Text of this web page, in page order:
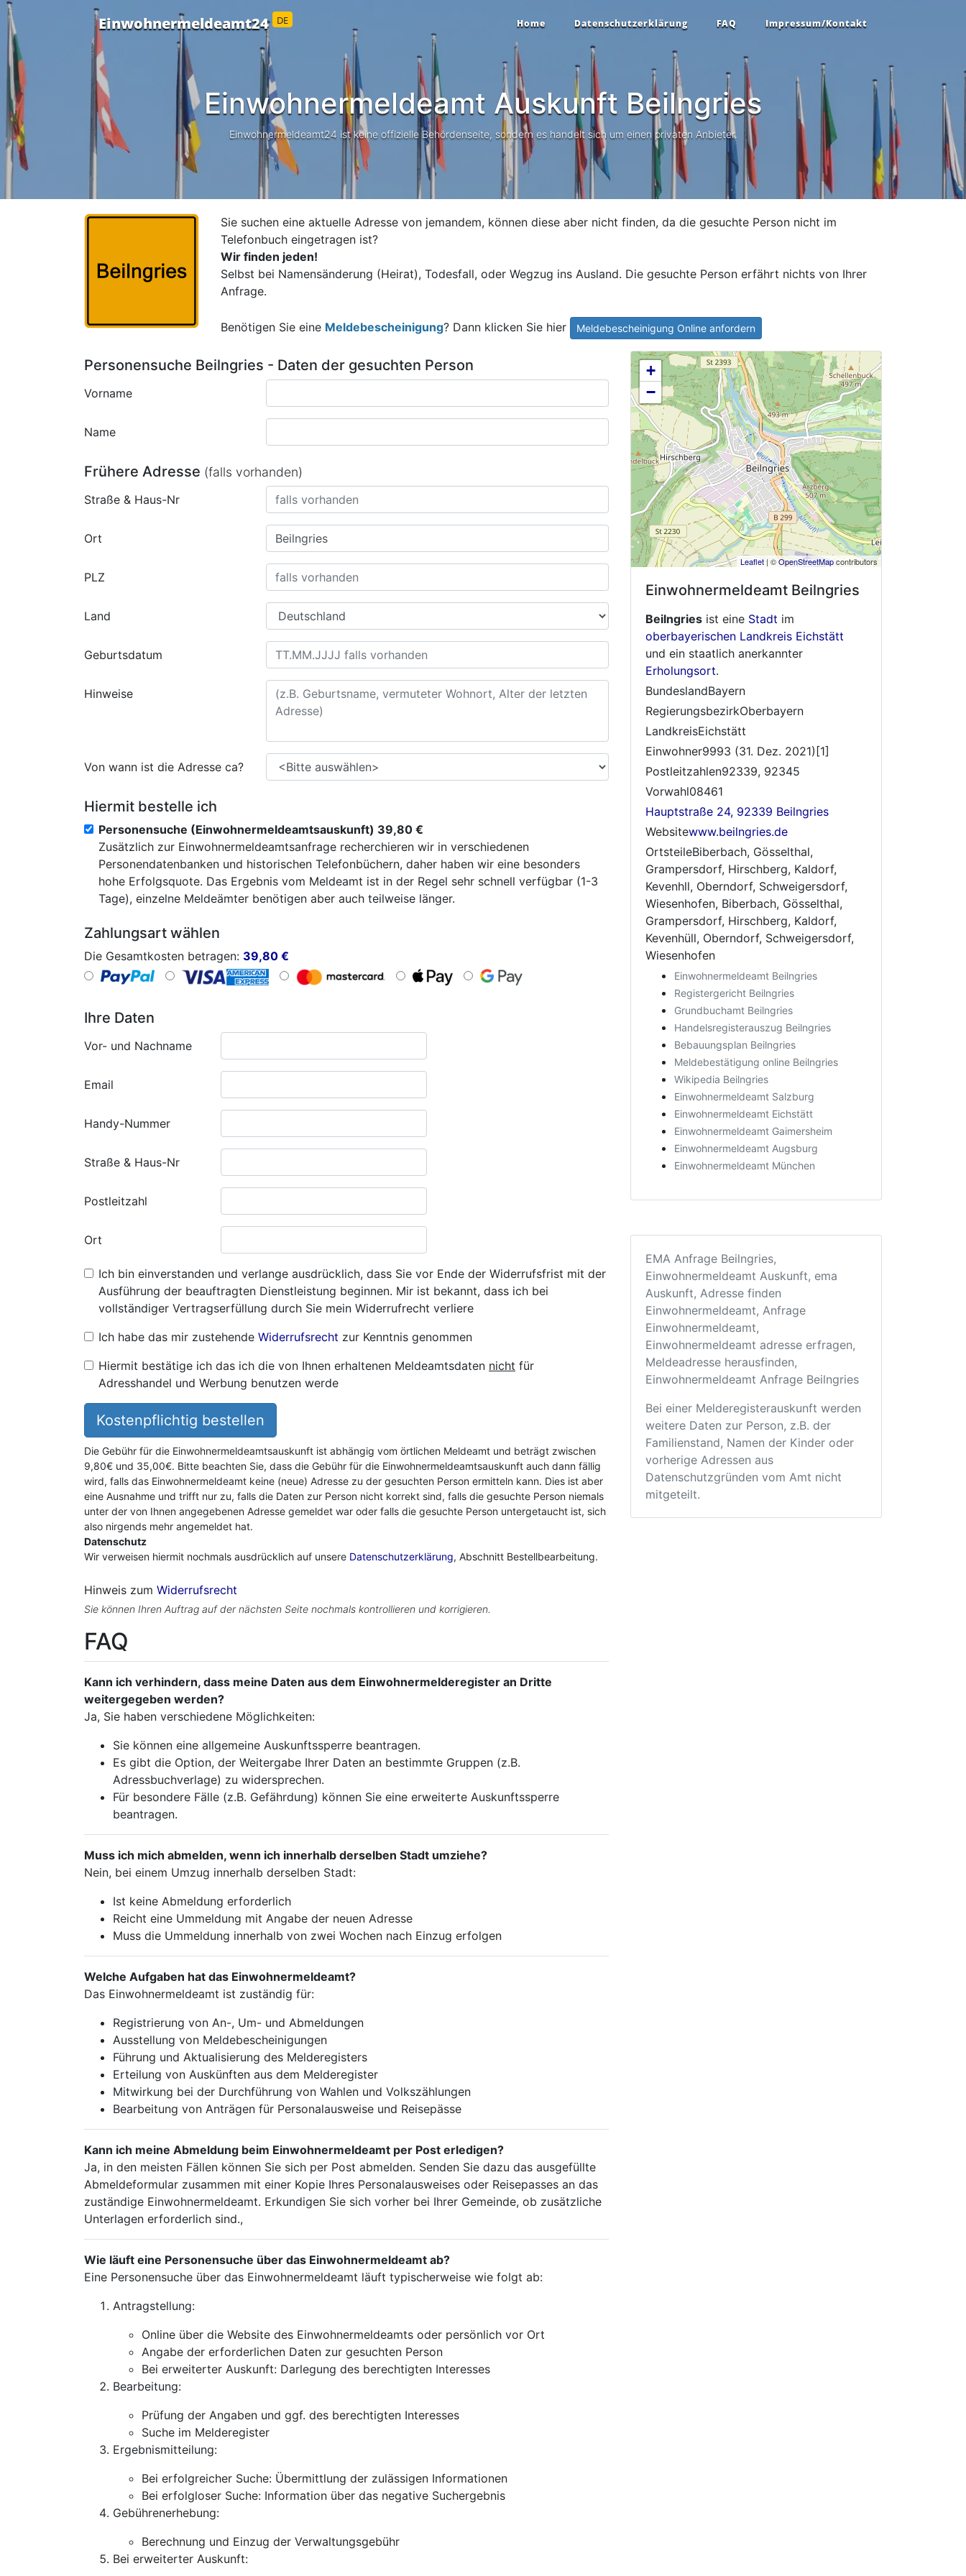
Einwohnermeldeamt24 DE Home Datenschutzerklärung FAQ Impressum/Kontakt
Einwohnermeldeamt Auskunft Beilngries
Einwohnermeldeamt24 ist keine offizielle Behördenseite, sondern es handelt sich um einen privaten Anbieter.
Sie suchen eine aktuelle Adresse von jemandem, können diese aber nicht finden, da die gesuchte Person nicht im
Telefonbuch eingetragen ist?
Wir finden jeden!
Selbst bei Namensänderung (Heirat), Todesfall, oder Wegzug ins Ausland. Die gesuchte Person erfährt nichts von Ihrer
Anfrage.
Benötigen Sie eine Meldebescheinigung? Dann klicken Sie hier Meldebescheinigung Online anfordern
Personensuche Beilngries - Daten der gesuchten Person
Vorname
Name
Frühere Adresse (falls vorhanden)
Straße & Haus-Nr
Ort
PLZ
Land
Geburtsdatum
Hinweise
Von wann ist die Adresse ca?
Hiermit bestelle ich
Personensuche (Einwohnermeldeamtsauskunft) 39,80 €
Zusätzlich zur Einwohnermeldeamtsanfrage recherchieren wir in verschiedenen
Personendatenbanken und historischen Telefonbüchern, daher haben wir eine besonders
hohe Erfolgsquote. Das Ergebnis vom Meldeamt ist in der Regel sehr schnell verfügbar (1-3
Tage), einzelne Meldeämter benötigen aber auch teilweise länger.
Zahlungsart wählen
Die Gesamtkosten betragen: 39,80 €
Ihre Daten
Vor- und Nachname
Email
Handy-Nummer
Straße & Haus-Nr
Postleitzahl
Ort
Ich bin einverstanden und verlange ausdrücklich, dass Sie vor Ende der Widerrufsfrist mit der
Ausführung der beauftragten Dienstleistung beginnen. Mir ist bekannt, dass ich bei
vollständiger Vertragserfüllung durch Sie mein Widerrufrecht verliere
Ich habe das mir zustehende Widerrufsrecht zur Kenntnis genommen
Hiermit bestätige ich das ich die von Ihnen erhaltenen Meldeamtsdaten nicht für
Adresshandel und Werbung benutzen werde
Kostenpflichtig bestellen
Die Gebühr für die Einwohnermeldeamtsauskunft ist abhängig vom örtlichen Meldeamt und beträgt zwischen
9,80€ und 35,00€. Bitte beachten Sie, dass die Gebühr für die Einwohnermeldeamtsauskunft auch dann fällig
wird, falls das Einwohnermeldeamt keine (neue) Adresse zu der gesuchten Person ermitteln kann. Dies ist aber
eine Ausnahme und trifft nur zu, falls die Daten zur Person nicht korrekt sind, falls die gesuchte Person niemals
unter der von Ihnen angegebenen Adresse gemeldet war oder falls die gesuchte Person untergetaucht ist, sich
also nirgends mehr angemeldet hat.
Datenschutz
Wir verweisen hiermit nochmals ausdrücklich auf unsere Datenschutzerklärung, Abschnitt Bestellbearbeitung.
Hinweis zum Widerrufsrecht
Sie können Ihren Auftrag auf der nächsten Seite nochmals kontrollieren und korrigieren.
FAQ
Kann ich verhindern, dass meine Daten aus dem Einwohnermelderegister an Dritte
weitergegeben werden?
Ja, Sie haben verschiedene Möglichkeiten:
Sie können eine allgemeine Auskunftssperre beantragen.
Es gibt die Option, der Weitergabe Ihrer Daten an bestimmte Gruppen (z.B.
Adressbuchverlage) zu widersprechen.
Für besondere Fälle (z.B. Gefährdung) können Sie eine erweiterte Auskunftssperre
beantragen.
Muss ich mich abmelden, wenn ich innerhalb derselben Stadt umziehe?
Nein, bei einem Umzug innerhalb derselben Stadt:
Ist keine Abmeldung erforderlich
Reicht eine Ummeldung mit Angabe der neuen Adresse
Muss die Ummeldung innerhalb von zwei Wochen nach Einzug erfolgen
Welche Aufgaben hat das Einwohnermeldeamt?
Das Einwohnermeldeamt ist zuständig für:
Registrierung von An-, Um- und Abmeldungen
Ausstellung von Meldebescheinigungen
Führung und Aktualisierung des Melderegisters
Erteilung von Auskünften aus dem Melderegister
Mitwirkung bei der Durchführung von Wahlen und Volkszählungen
Bearbeitung von Anträgen für Personalausweise und Reisepässe
Kann ich meine Abmeldung beim Einwohnermeldeamt per Post erledigen?
Ja, in den meisten Fällen können Sie sich per Post abmelden. Senden Sie dazu das ausgefüllte
Abmeldeformular zusammen mit einer Kopie Ihres Personalausweises oder Reisepasses an das
zuständige Einwohnermeldeamt. Erkundigen Sie sich vorher bei Ihrer Gemeinde, ob zusätzliche
Unterlagen erforderlich sind.,
Wie läuft eine Personensuche über das Einwohnermeldeamt ab?
Eine Personensuche über das Einwohnermeldeamt läuft typischerweise wie folgt ab:
Antragstellung:
Online über die Website des Einwohnermeldeamts oder persönlich vor Ort
Angabe der erforderlichen Daten zur gesuchten Person
Bei erweiterter Auskunft: Darlegung des berechtigten Interesses
Bearbeitung:
Prüfung der Angaben und ggf. des berechtigten Interesses
Suche im Melderegister
Ergebnismitteilung:
Bei erfolgreicher Suche: Übermittlung der zulässigen Informationen
Bei erfolgloser Suche: Information über das negative Suchergebnis
Gebührenerhebung:
Berechnung und Einzug der Verwaltungsgebühr
Bei erweiterter Auskunft:
+
−
Leaflet | ©OpenStreetMapcontributors
Einwohnermeldeamt Beilngries
Beilngries ist eine Stadt im
oberbayerischen Landkreis Eichstätt
und ein staatlich anerkannter
Erholungsort.
BundeslandBayern
RegierungsbezirkOberbayern
LandkreisEichstätt
Einwohner9993 (31. Dez. 2021)[1]
Postleitzahlen92339, 92345
Vorwahl08461
Hauptstraße 24, 92339 Beilngries
Websitewww.beilngries.de
OrtsteileBiberbach, Gösselthal,
Grampersdorf, Hirschberg, Kaldorf,
Kevenhll, Oberndorf, Schweigersdorf,
Wiesenhofen, Biberbach, Gösselthal,
Grampersdorf, Hirschberg, Kaldorf,
Kevenhüll, Oberndorf, Schweigersdorf,
Wiesenhofen
Einwohnermeldeamt Beilngries
Registergericht Beilngries
Grundbuchamt Beilngries
Handelsregisterauszug Beilngries
Bebauungsplan Beilngries
Meldebestätigung online Beilngries
Wikipedia Beilngries
Einwohnermeldeamt Salzburg
Einwohnermeldeamt Eichstätt
Einwohnermeldeamt Gaimersheim
Einwohnermeldeamt Augsburg
Einwohnermeldeamt München
EMA Anfrage Beilngries,
Einwohnermeldeamt Auskunft, ema
Auskunft, Adresse finden
Einwohnermeldeamt, Anfrage
Einwohnermeldeamt,
Einwohnermeldeamt adresse erfragen,
Meldeadresse herausfinden,
Einwohnermeldeamt Anfrage Beilngries
Bei einer Melderegisterauskunft werden
weitere Daten zur Person, z.B. der
Familienstand, Namen der Kinder oder
vorherige Adressen aus
Datenschutzgründen vom Amt nicht
mitgeteilt.